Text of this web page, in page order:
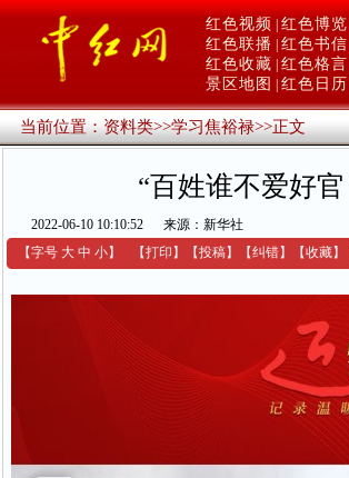
红色视频 红色博览
红色联播 红色书信
红色收藏 红色格言
景区地图
红色日历
当前位置：资料类>>学习焦裕禄>>正文
“百姓谁不爱好
2022-06-10 10:10:52 来源：新华社
【字号 大 中 小】 【打印 】 【投稿】 【纠错】 【收藏】